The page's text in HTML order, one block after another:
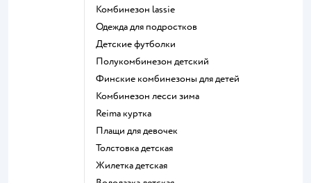
Комбинезон lassie
Одежда для подростков
Детские футболки
Полукомбинезон детский
Финские комбинезоны для детей
Комбинезон лесси зима
Reima куртка
Плащи для девочек
Толстовка детская
Жилетка детская